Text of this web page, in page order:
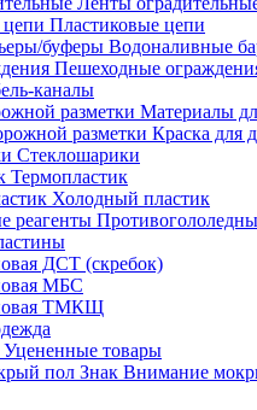
Пластиковые цепи
Водоналивные
Пешеходные
каналы
Материалы
Краска для
Стеклошарики
Термопластик
Холодный пластик
ДСТ (скребок)
МБС
ТМКЩ
Уцененные товары
Знак Внимание